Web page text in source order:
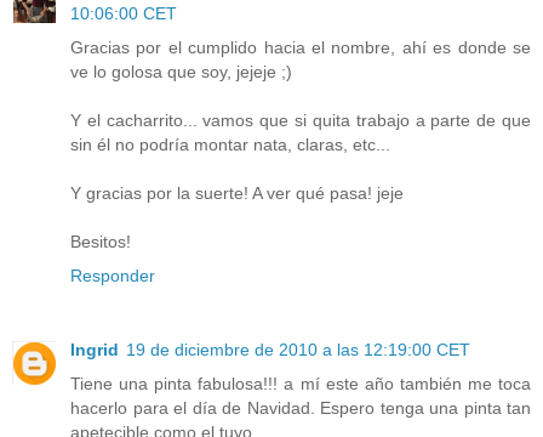
10:06:00 CET
Gracias por el cumplido hacia el nombre, ahí es donde se
ve lo golosa que soy, jejeje ;)
Y el cacharrito... vamos que si quita trabajo a parte de que
sin él no podría montar nata, claras, etc...
Y gracias por la suerte! A ver qué pasa! jeje
Besitos!
Responder
Ingrid 19 de diciembre de 2010 a las 12:19:00 CET
Tiene una pinta fabulosa!!! a mí este año también me toca
hacerlo para el día de Navidad. Espero tenga una pinta tan
apetecible como el tuyo.